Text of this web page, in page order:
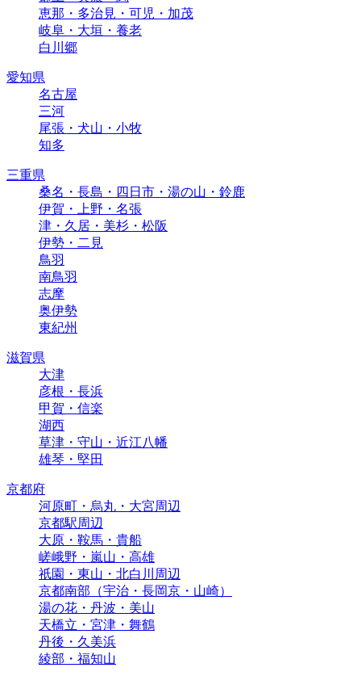
恵那・多治見・可児・加茂
岐阜・大垣・養老
白川郷
愛知県
名古屋
三河
尾張・犬山・小牧
知多
三重県
桑名・長島・四日市・湯の山・鈴鹿
伊賀・上野・名張
津・久居・美杉・松阪
伊勢・二見
鳥羽
南鳥羽
志摩
奥伊勢
東紀州
滋賀県
大津
彦根・長浜
甲賀・信楽
湖西
草津・守山・近江八幡
雄琴・堅田
京都府
河原町・烏丸・大宮周辺
京都駅周辺
大原・鞍馬・貴船
嵯峨野・嵐山・高雄
祇園・東山・北白川周辺
京都南部（宇治・長岡京・山崎）
湯の花・丹波・美山
天橋立・宮津・舞鶴
丹後・久美浜
綾部・福知山